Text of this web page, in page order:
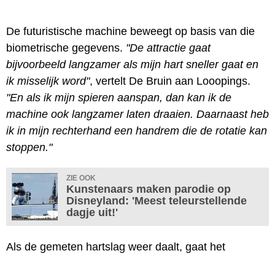
De futuristische machine beweegt op basis van die
biometrische gegevens. "De attractie gaat
bijvoorbeeld langzamer als mijn hart sneller gaat en
ik misselijk word", vertelt De Bruin aan Looopings.
"En als ik mijn spieren aanspan, dan kan ik de
machine ook langzamer laten draaien. Daarnaast heb
ik in mijn rechterhand een handrem die de rotatie kan
stoppen."
ZIE OOK
Kunstenaars maken parodie op
Disneyland: 'Meest teleurstellende
dagje uit!'
Als de gemeten hartslag weer daalt, gaat het